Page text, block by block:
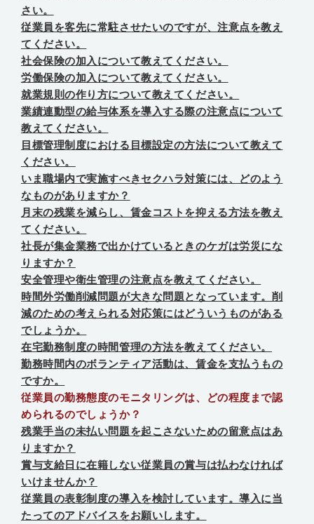
さい。
従業員を客先に常駐させたいのですが、注意点を教え
てください。
社会保険の加入について教えてください。
労働保険の加入について教えてください。
就業規則の作り方について教えてください。
業績連動型の給与体系を導入する際の注意点について
教えてください。
目標管理制度における目標設定の方法について教えて
ください。
いま職場内で実施すべきセクハラ対策には、どのよう
なものがありますか？
月末の残業を減らし、賃金コストを抑える方法を教え
てください。
社長が集金業務で出かけているときのケガは労災にな
りますか？
安全管理や衛生管理の注意点を教えてください。
時間外労働削減問題が大きな問題となっています。削
減のための考えられる対応策にはどういうものがある
でしょうか。
在宅勤務制度の時間管理の方法を教えてください。
勤務時間内のボランティア活動は、賃金を支払うもの
ですか。
従業員の勤務態度のモニタリングは、どの程度まで認
められるのでしょうか？
残業手当の未払い問題を起こさないための留意点はあ
りますか？
賞与支給日に在籍しない従業員の賞与は払わなければ
いけませんか？
従業員の表彰制度の導入を検討しています。導入に当
たってのアドバイスをお願いします。